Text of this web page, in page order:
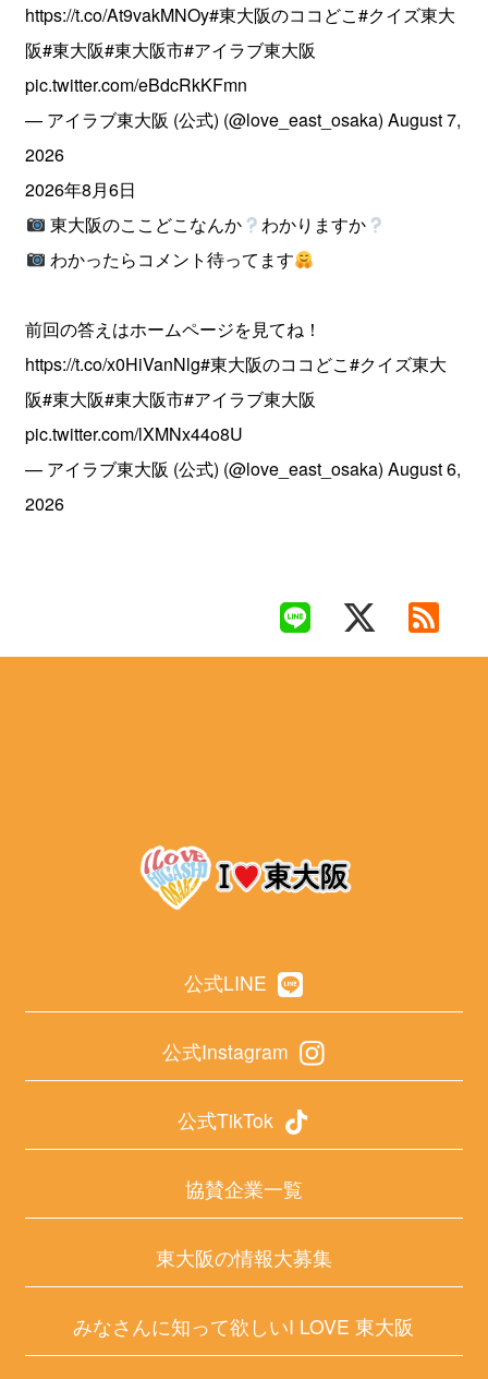
https://t.co/At9vakMNOy#東大阪のココどこ#クイズ東大
阪#東大阪#東大阪市#アイラブ東大阪
pic.twitter.com/eBdcRkKFmn
— アイラブ東大阪 (公式) (@love_east_osaka)August 7,
2026
2026年8月6日
東大阪のここどこなんか
わかりますか
わかったらコメント待ってます
前回の答えはホームページを見てね！
https://t.co/x0HiVanNlg#東大阪のココどこ#クイズ東大
阪#東大阪#東大阪市#アイラブ東大阪
pic.twitter.com/lXMNx44o8U
— アイラブ東大阪 (公式) (@love_east_osaka)August 6,
2026
公式LINE
公式Instagram
公式TikTok
協賛企業一覧
東大阪の情報大募集
みなさんに知って欲しいI LOVE 東大阪